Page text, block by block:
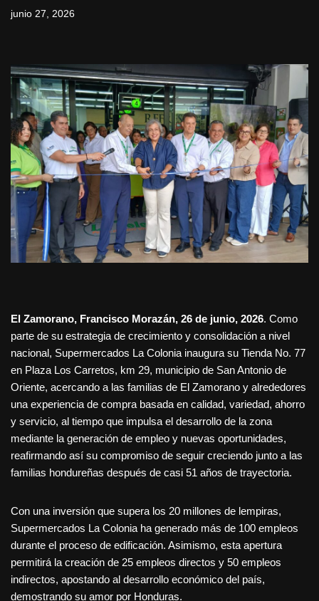
junio 27, 2026
El Zamorano, Francisco Morazán, 26 de junio, 2026. Como
parte de su estrategia de crecimiento y consolidación a nivel
nacional, Supermercados La Colonia inaugura su Tienda No. 77
en Plaza Los Carretos, km 29, municipio de San Antonio de
Oriente, acercando a las familias de El Zamorano y alrededores
una experiencia de compra basada en calidad, variedad, ahorro
y servicio, al tiempo que impulsa el desarrollo de la zona
mediante la generación de empleo y nuevas oportunidades,
reafirmando así su compromiso de seguir creciendo junto a las
familias hondureñas después de casi 51 años de trayectoria.
Con una inversión que supera los 20 millones de lempiras,
Supermercados La Colonia ha generado más de 100 empleos
durante el proceso de edificación. Asimismo, esta apertura
permitirá la creación de 25 empleos directos y 50 empleos
indirectos, apostando al desarrollo económico del país,
demostrando su amor por Honduras.